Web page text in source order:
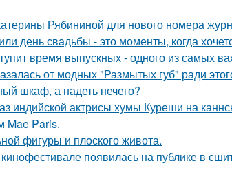
Рябининой для нового номера
день свадьбы - это моменты, когда
время выпускных - одного из самых
от модных "Размытых губ" ради
шкаф, а надеть нечего?
индийской актрисы хумы Куреши на
Mae Paris.
фигуры и плоского живота.
появилась на публике в